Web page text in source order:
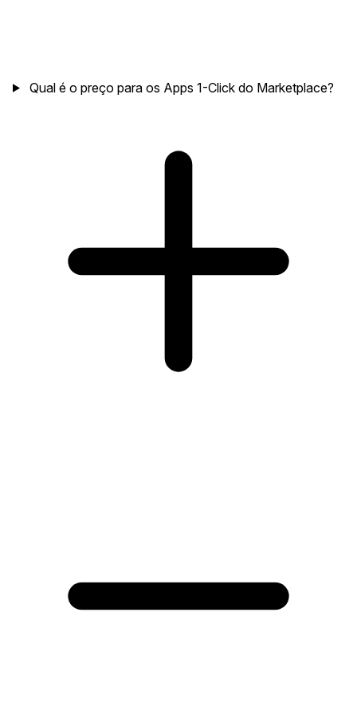
Qual é o preço para os Apps 1-Click do Marketplace?